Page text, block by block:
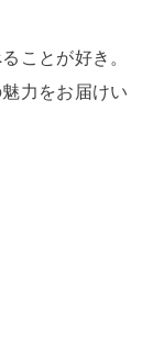
ことが好き。
力をお届けい